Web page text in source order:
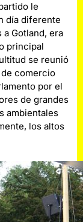
le
día diferente
a Gotland, era
principal
se reunió
comercio
por el
de grandes
ambientales
los altos